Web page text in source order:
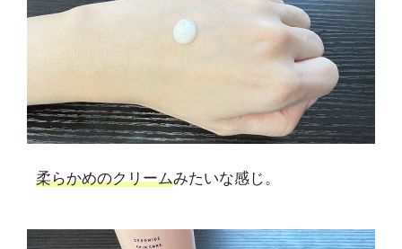
柔らかめのクリームみたいな感じ。